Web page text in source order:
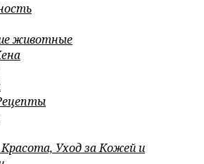
животные
Уход за Кожей и